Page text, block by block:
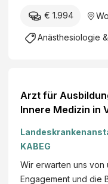
€ 1.994
Anästhesiologie
Arzt für
Innere Medizin in
KABEG
Wir erwarten uns von
Engagement und die